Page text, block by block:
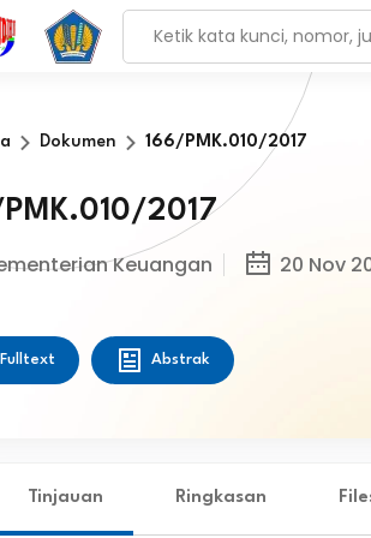
Dokumen 166/PMK.010/2017
2017
Keuangan 20 Nov
Fulltext Abstrak
Tinjauan Ringkasan